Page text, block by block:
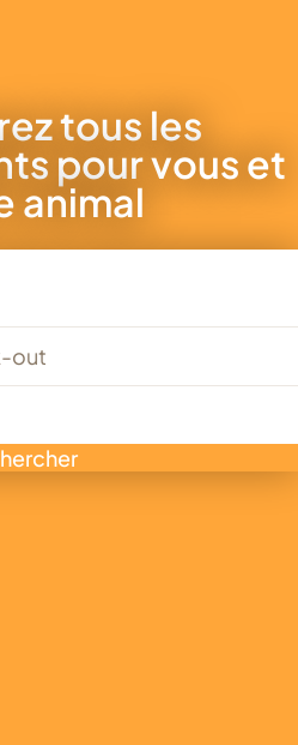
tous les
pour vous et
animal